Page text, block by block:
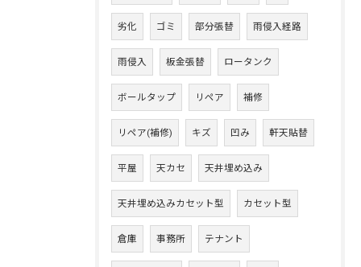
劣化 ゴミ 部分張替 雨侵入経路
雨侵入 板金張替 ロータンク
ボールタップ リペア 補修
リペア(補修) キズ 凹み 軒天貼替
平屋 天カセ 天井埋め込み
天井埋め込みカセット型 カセット型
倉庫 事務所 テナント